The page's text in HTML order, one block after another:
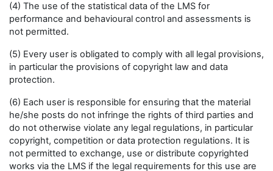
(4) The use of the statistical data of the LMS for
performance and behavioural control and assessments is
not permitted.
(5) Every user is obligated to comply with all legal provisions,
in particular the provisions of copyright law and data
protection.
(6) Each user is responsible for ensuring that the material
he/she posts do not infringe the rights of third parties and
do not otherwise violate any legal regulations, in particular
copyright, competition or data protection regulations. It is
not permitted to exchange, use or distribute copyrighted
works via the LMS if the legal requirements for this use are